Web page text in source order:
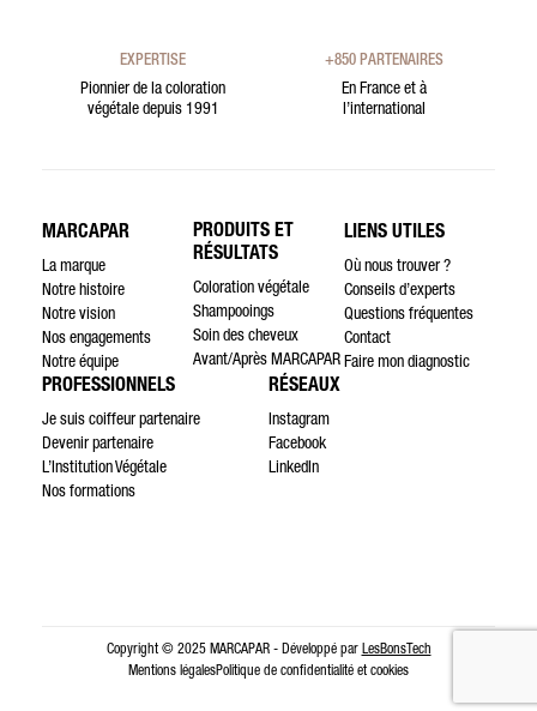
EXPERTISE
Pionnier de la coloration
végétale depuis 1991
+850 PARTENAIRES
En France et à
l’international
MARCAPAR
La marque
Notre histoire
Notre vision
Nos engagements
Notre équipe
PRODUITS ET
RÉSULTATS
Coloration végétale
Shampooings
Soin des cheveux
Avant/Après MARCAPAR
LIENS UTILES
Où nous trouver ?
Conseils d’experts
Questions fréquentes
Contact
Faire mon diagnostic
PROFESSIONNELS
Je suis coiffeur partenaire
Devenir partenaire
L’Institution Végétale
Nos formations
RÉSEAUX
Instagram
Facebook
LinkedIn
Copyright © 2025 MARCAPAR - Développé par LesBonsTech
Mentions légalesPolitique de confidentialité et cookies